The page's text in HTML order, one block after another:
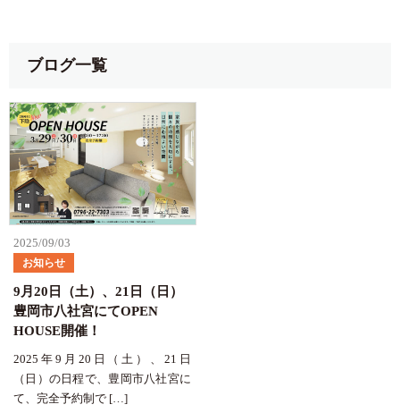
ブログ一覧
2025/09/03
お知らせ
9月20日（土）、21日（日）
豊岡市八社宮にてOPEN
HOUSE開催！
2025年9月20日（土）、21日
（日）の日程で、豊岡市八社宮に
て、完全予約制で […]